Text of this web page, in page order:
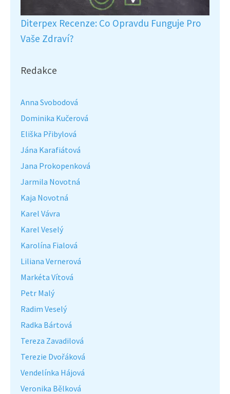
Diterpex Recenze: Co Opravdu Funguje Pro
Vaše Zdraví?
Redakce
Anna Svobodová
Dominika Kučerová
Eliška Přibylová
Jána Karafiátová
Jana Prokopenková
Jarmila Novotná
Kaja Novotná
Karel Vávra
Karel Veselý
Karolína Fialová
Liliana Vernerová
Markéta Vítová
Petr Malý
Radim Veselý
Radka Bártová
Tereza Zavadilová
Terezie Dvořáková
Vendelínka Hájová
Veronika Bělková